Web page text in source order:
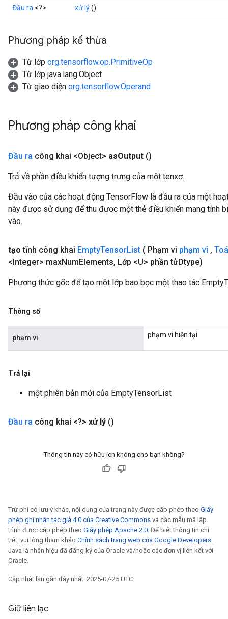
Đầu ra <?> xử lý()
Phương pháp kế thừa
Từ lớp org.tensorflow.op.PrimitiveOp
Từ lớp java.lang.Object
Từ giao diện org.tensorflow.Operand
Phương pháp công khai
Đầu ra công khai <Object> asOutput ()
Trả về phần điều khiển tượng trưng của một tenxơ.
Đầu vào của các hoạt động TensorFlow là đầu ra của một
này được sử dụng để thu được một thẻ điều khiển mang tính
vào.
tạo tĩnh công khai EmptyTensorList ( Phạm vi phạm vi ,
<Integer> maxNumElements, Lớp <U> phần tửDtype)
Phương thức gốc để tạo một lớp bao bọc một thao tác
Thông số
phạm vi phạm vi hiện tại
Trả lại
một phiên bản mới của EmptyTensorList
Đầu ra công khai <?> xử lý ()
Thông tin này có hữu ích không cho bạn không?
Trừ phi có lưu ý khác, nội dung của trang này được cấp phép theo Giấy
phép ghi nhận tác giả 4.0 của Creative Commons và các mẫu mã lập
trình được cấp phép theo Giấy phép Apache 2.0 . Để biết thông tin chi
tiết, vui lòng tham khảo Chính sách trang web của Google Developers
Java là nhãn hiệu đã đăng ký của Oracle và/hoặc các đơn vị liên kết với
Oracle.
Cập nhật lần gần đây nhất: 2025-07-25 UTC.
Giữ liên lạc